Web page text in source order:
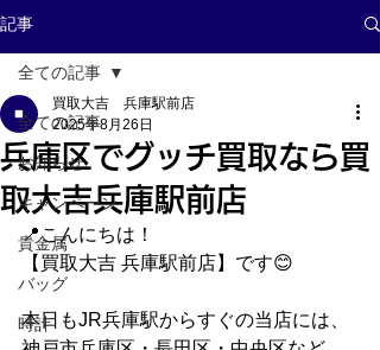
記事
全ての記事
お知らせ
キャンペーン
貴金属
バッグ
時計
全ての記事
兵庫区でグッチ買取なら買
取大吉兵庫駅前店
買取大吉 兵庫駅前店
2025年8月26日
📍こんにちは！
【買取大吉 兵庫駅前店】です😊
本日もJR兵庫駅からすぐの当店には、